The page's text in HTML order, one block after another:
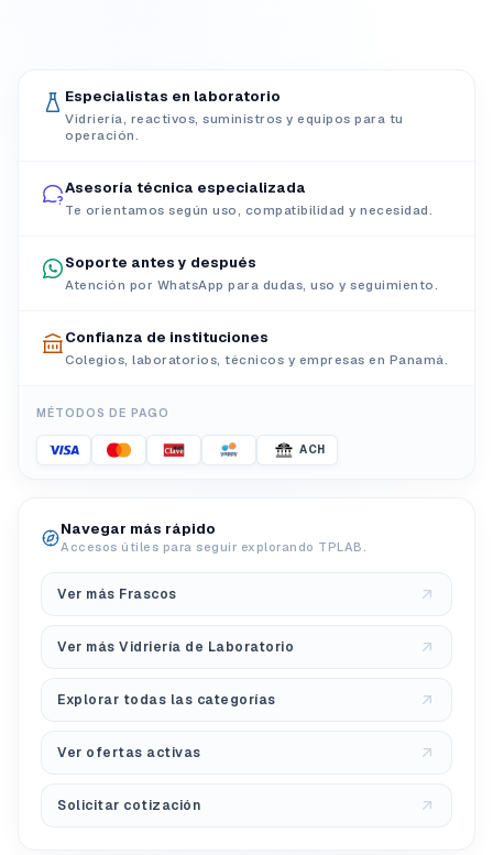
Especialistas en laboratorio
Vidriería, reactivos, suministros y equipos para tu
operación.
Asesoría técnica especializada
Te orientamos según uso, compatibilidad y necesidad.
Soporte antes y después
Atención por WhatsApp para dudas, uso y seguimiento.
Confianza de instituciones
Colegios, laboratorios, técnicos y empresas en Panamá.
MÉTODOS DE PAGO
ACH
Navegar más rápido
Accesos útiles para seguir explorando TPLAB.
Ver más Frascos
Ver más Vidriería de Laboratorio
Explorar todas las categorías
Ver ofertas activas
Solicitar cotización